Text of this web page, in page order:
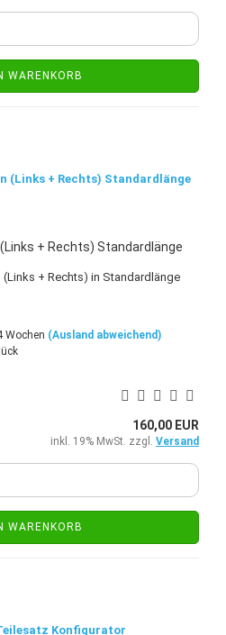
WARENKORB
+ Rechts) Standardlänge
+ Rechts) in Standardlänge
Wochen (Ausland abweichend)
160,00 EUR
inkl. 19% MwSt. zzgl. Versand
WARENKORB